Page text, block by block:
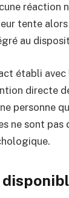
réaction
tente
au
établi avec
directe
personne
ne sont pas